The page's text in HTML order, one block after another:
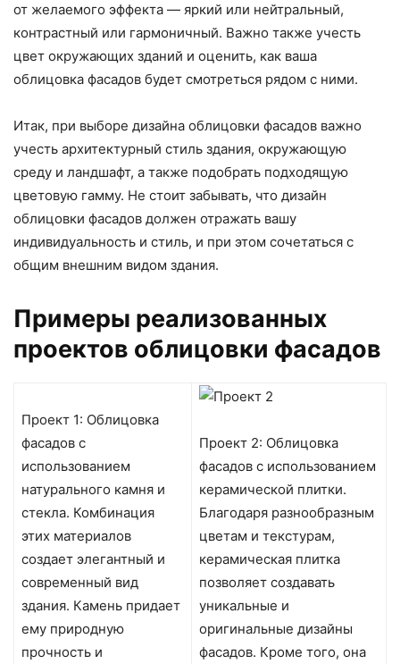
от желаемого эффекта — яркий или нейтральный,
контрастный или гармоничный. Важно также учесть
цвет окружающих зданий и оценить, как ваша
облицовка фасадов будет смотреться рядом с ними.
Итак, при выборе дизайна облицовки фасадов важно
учесть архитектурный стиль здания, окружающую
среду и ландшафт, а также подобрать подходящую
цветовую гамму. Не стоит забывать, что дизайн
облицовки фасадов должен отражать вашу
индивидуальность и стиль, и при этом сочетаться с
общим внешним видом здания.
Примеры реализованных
проектов облицовки фасадов
Проект 1: Облицовка
фасадов с
использованием
натурального камня и
стекла. Комбинация
этих материалов
создает элегантный и
современный вид
здания. Камень придает
ему природную
прочность и
Проект 2: Облицовка
фасадов с использованием
керамической плитки.
Благодаря разнообразным
цветам и текстурам,
керамическая плитка
позволяет создавать
уникальные и
оригинальные дизайны
фасадов. Кроме того, она